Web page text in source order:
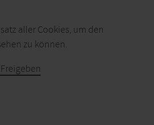
aller Cookies, um den
zu können.